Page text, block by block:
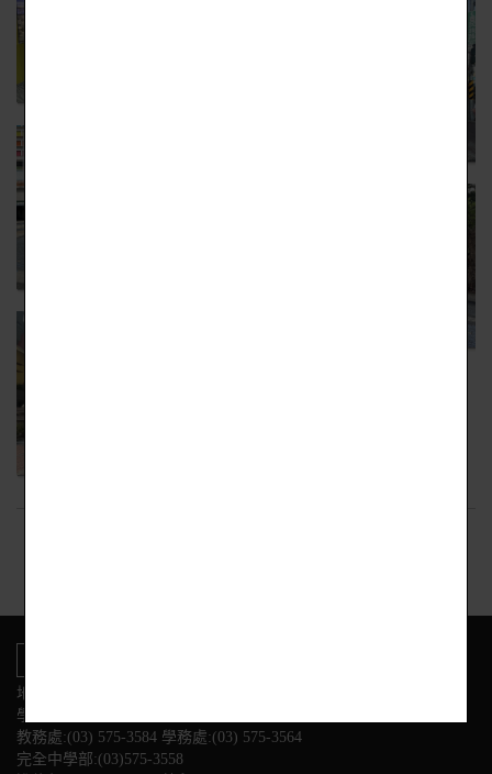
地址:新竹市東區光復路二段153號
學校電話
教務處:(03) 575-3584 學務處:(03) 575-3564
完全中學部:(03)575-3558